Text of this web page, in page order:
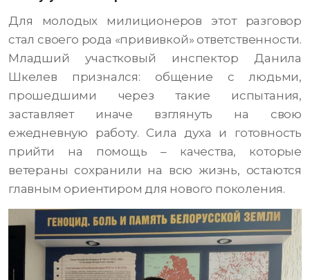
Для молодых милиционеров этот разговор
стал своего рода «прививкой» ответственности.
Младший участковый инспектор Данила
Шкелев признался: общение с людьми,
прошедшими через такие испытания,
заставляет иначе взглянуть на свою
ежедневную работу. Сила духа и готовность
прийти на помощь – качества, которые
ветераны сохранили на всю жизнь, остаются
главным ориентиром для нового поколения.